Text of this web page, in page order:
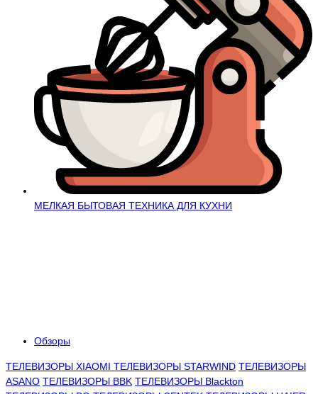
МЕЛКАЯ БЫТОВАЯ ТЕХНИКА ДЛЯ КУХНИ
Обзоры
ТЕЛЕВИЗОРЫ XIAOMI ТЕЛЕВИЗОРЫ STARWIND ТЕЛЕВИЗОРЫ
ASANO ТЕЛЕВИЗОРЫ BBK ТЕЛЕВИЗОРЫ Blackton